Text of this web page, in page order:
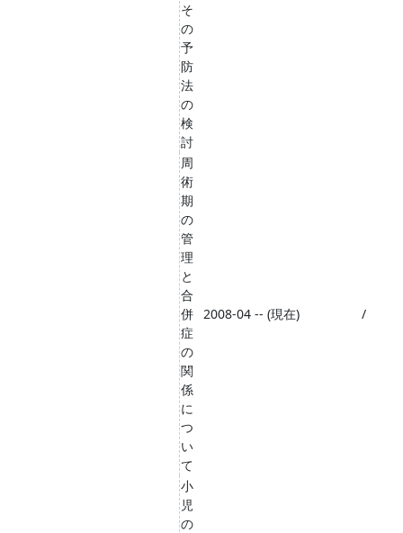
そ
の
予
防
法
の
検
討
周
術
期
の
管
理
と
合
併
症
の
関
係
に
つ
い
て
2008-04 -- (現在) /
小
児
の